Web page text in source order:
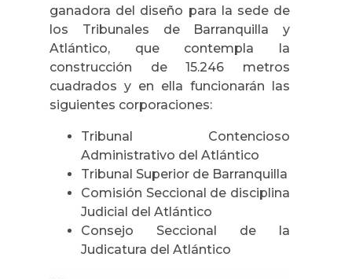
ganadora del diseño para la sede de
los Tribunales de Barranquilla y
Atlántico, que contempla la
construcción de 15.246 metros
cuadrados y en ella funcionarán las
siguientes corporaciones:
Tribunal Contencioso
Administrativo del Atlántico
Tribunal Superior de Barranquilla
Comisión Seccional de disciplina
Judicial del Atlántico
Consejo Seccional de la
Judicatura del Atlántico